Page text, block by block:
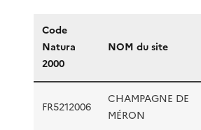
Code
Natura
2000
NOM du site
FR5212006
CHAMPAGNE DE
MÉRON